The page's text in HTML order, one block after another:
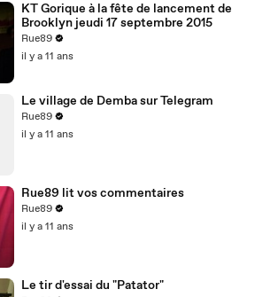
KT Gorique à la fête de lancement de
Brooklyn jeudi 17 septembre 2015
Rue89
il y a 11 ans
Le village de Demba sur Telegram
Rue89
il y a 11 ans
Rue89 lit vos commentaires
Rue89
il y a 11 ans
Le tir d'essai du "Patator"